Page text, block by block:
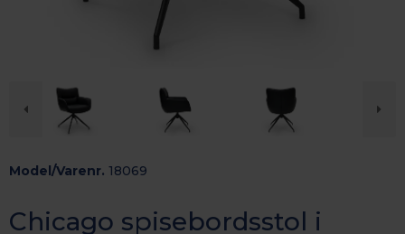
Model/Varenr. 18069
Chicago spisebordsstol i